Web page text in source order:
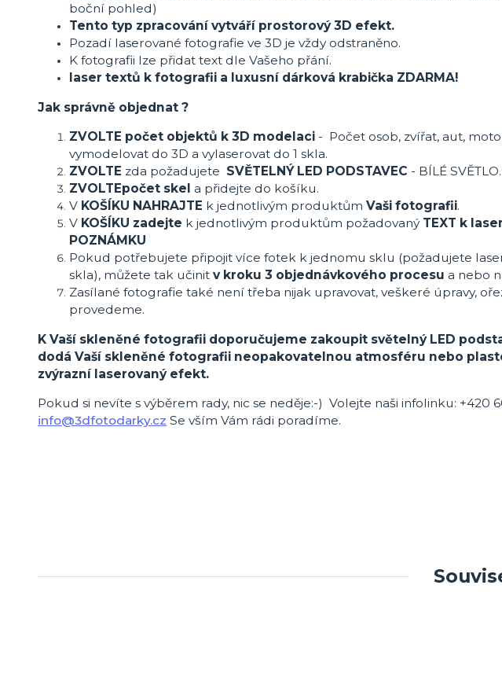
boční pohled)
Tento typ zpracování vytváří prostorový 3D efekt.
Pozadí laserované fotografie ve 3D je vždy odstraněno.
K fotografii lze přidat text dle Vašeho přání.
laser textů k fotografii a luxusní dárková krabička ZDARMA!
Jak správně objednat ?
ZVOLTE počet objektů k 3D modelaci - Počet osob, zvířat, aut,
vymodelovat do 3D a vylaserovat do 1 skla.
ZVOLTE zda požadujete SVĚTELNÝ LED PODSTAVEC - BÍLÉ SVĚTLO.
ZVOLTEpočet skel a přidejte do košíku.
V KOŠÍKU NAHRAJTE k jednotlivým produktům Vaši fotografii.
V KOŠÍKU zadejte k jednotlivým produktům požadovanýTEXT k
POZNÁMKU
Pokud potřebujete připojit více fotek k jednomu sklu (požadujete
skla), můžete tak učinit v kroku 3 objednávkového procesu a nebo
Zasílané fotografie také není třeba nijak upravovat, veškeré úpravy,
provedeme.
K Vaší skleněné fotografii doporučujeme zakoupit světelný LED
dodá Vaší skleněné fotografii neopakovatelnou atmosféru nebo
zvýrazní laserovaný efekt.
Pokud si nevíte s výběrem rady, nic se neděje:-) Volejte naši infolinku: +420
info@3dfotodarky.cz Se vším Vám rádi poradíme.